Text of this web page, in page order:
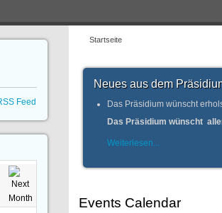
Startseite
Neues aus dem
Das Präsidium wünscht
Das Präsidium wünscht
Weiterlesen...
Events Calendar
Feed